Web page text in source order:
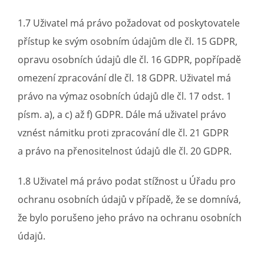
1.7 Uživatel má právo požadovat od poskytovatele
přístup ke svým osobním údajům dle čl. 15 GDPR,
opravu osobních údajů dle čl. 16 GDPR, popřípadě
omezení zpracování dle čl. 18 GDPR. Uživatel má
právo na výmaz osobních údajů dle čl. 17 odst. 1
písm. a), a c) až f) GDPR. Dále má uživatel právo
vznést námitku proti zpracování dle čl. 21 GDPR
a právo na přenositelnost údajů dle čl. 20 GDPR.
1.8 Uživatel má právo podat stížnost u Úřadu pro
ochranu osobních údajů v případě, že se domnívá,
že bylo porušeno jeho právo na ochranu osobních
údajů.